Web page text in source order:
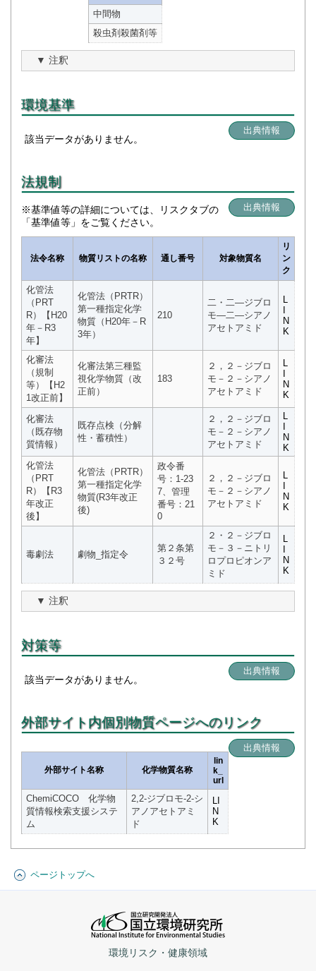
中間物
殺虫剤殺菌剤等
注釈
環境基準
出典情報
該当データがありません。
法規制
出典情報
※基準値等の詳細については、リスクタブの
「基準値等」をご覧ください。
法令名称 物質リストの名称 通し番号 対象物質名
リ
ン
ク
化管法
（PRT
R）【H20
年－R3
年】
化管法（PRTR）
第一種指定化学
物質（H20年－R
3年）
210
二・二―ジブロ
モ―二―シアノ
アセトアミド
L
I
N
K
化審法
（規制
等）【H2
1改正前】
化審法第三種監
視化学物質（改
正前）
183
２，２－ジブロ
モ－２－シアノ
アセトアミド
L
I
N
K
化審法
（既存物
質情報）
既存点検（分解
性・蓄積性）
２，２－ジブロ
モ－２－シアノ
アセトアミド
L
I
N
K
化管法
（PRT
R）【R3
年改正
後】
化管法（PRTR）
第一種指定化学
物質(R3年改正
後)
政令番
号：1-23
7、管理
番号：21
0
２，２－ジブロ
モ－２－シアノ
アセトアミド
L
I
N
K
毒劇法 劇物_指定令
第２条第
３２号
２・２－ジブロ
モ－３－ニトリ
ロプロピオンア
ミド
L
I
N
K
注釈
対策等
出典情報
該当データがありません。
外部サイト内個別物質ページへのリンク
出典情報
外部サイト名称 化学物質名称
lin
k_
url
ChemiCOCO 化学物
質情報検索支援システ
ム
2,2-ジブロモ-2-シ
アノアセトアミ
ド
LI
N
K
ページトップへ
環境リスク・健康領域